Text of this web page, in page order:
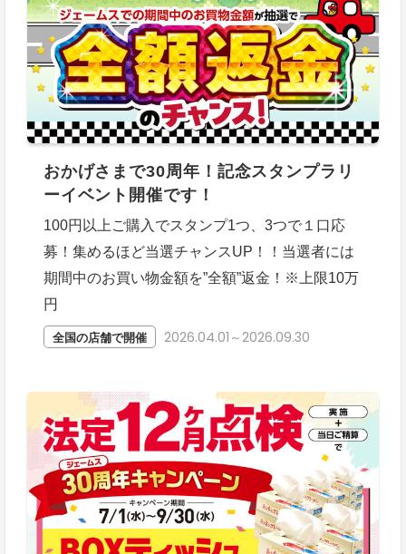
おかげさまで30周年！記念スタンプラリ
ーイベント開催です！
100円以上ご購入でスタンプ1つ、3つで１口応
募！集めるほど当選チャンスUP！！当選者には
期間中のお買い物金額を”全額”返金！※上限10万
円
全国の店舗で開催 2026.04.01～2026.09.30